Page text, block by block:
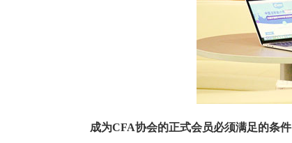
成为CFA协会的正式会员必须满足的条件